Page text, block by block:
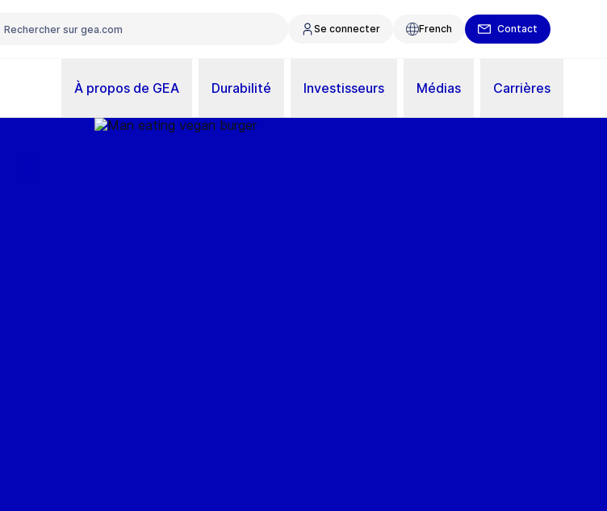
Se connecter French Contact
À propos de GEA Durabilité Investisseurs Médias Carrières